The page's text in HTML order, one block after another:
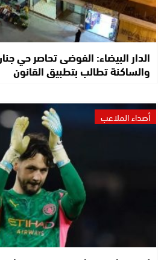
الدار البيضاء: الفوضى تحاصر حي
والساكنة تطالب بتطبيق القانون
أصداء الملاعب